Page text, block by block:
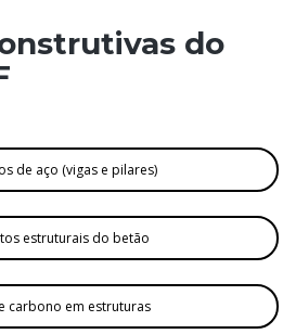
do
de aço (vigas e pilares)
estruturais do betão
carbono em estruturas